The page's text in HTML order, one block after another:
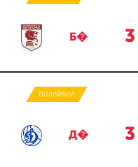
Б� 3
Волейбол
Д� 3